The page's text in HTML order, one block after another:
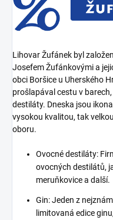
Lihovar Žufánek byl
Josefem Žufánkovými a
obci Boršice u Uherského
prošlapával cestu v
destiláty. Dneska jsou
vysokou kvalitou, tak
oboru.
Ovocné destiláty:
ovocných destilátů,
meruňkovice a další.
Gin: Jeden z
limitovaná edice